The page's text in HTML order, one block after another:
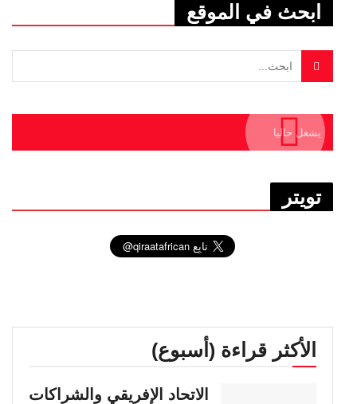
ابحث في الموقع
يشغل حاليا
تويتر
الأكثر قراءة (أسبوع)
الاتحاد الإفريقي والشراكات